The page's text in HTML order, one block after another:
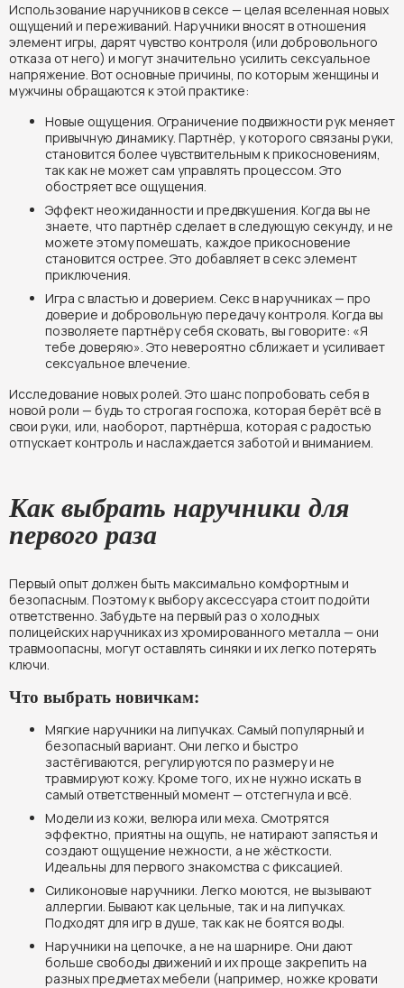
Использование наручников в сексе — целая вселенная новых
ощущений и переживаний. Наручники вносят в отношения
элемент игры, дарят чувство контроля (или добровольного
отказа от него) и могут значительно усилить сексуальное
напряжение. Вот основные причины, по которым женщины и
мужчины обращаются к этой практике:
Новые ощущения. Ограничение подвижности рук меняет
привычную динамику. Партнёр, у которого связаны руки,
становится более чувствительным к прикосновениям,
так как не может сам управлять процессом. Это
обостряет все ощущения.
Эффект неожиданности и предвкушения. Когда вы не
знаете, что партнёр сделает в следующую секунду, и не
можете этому помешать, каждое прикосновение
становится острее. Это добавляет в секс элемент
приключения.
Игра с властью и доверием. Секс в наручниках — про
доверие и добровольную передачу контроля. Когда вы
позволяете партнёру себя сковать, вы говорите: «Я
тебе доверяю». Это невероятно сближает и усиливает
сексуальное влечение.
Исследование новых ролей. Это шанс попробовать себя в
новой роли — будь то строгая госпожа, которая берёт всё в
свои руки, или, наоборот, партнёрша, которая с радостью
отпускает контроль и наслаждается заботой и вниманием.
Как выбрать наручники для
первого раза
Первый опыт должен быть максимально комфортным и
безопасным. Поэтому к выбору аксессуара стоит подойти
ответственно. Забудьте на первый раз о холодных
полицейских наручниках из хромированного металла — они
травмоопасны, могут оставлять синяки и их легко потерять
ключи.
Что выбрать новичкам:
Мягкие наручники на липучках. Самый популярный и
безопасный вариант. Они легко и быстро
застёгиваются, регулируются по размеру и не
травмируют кожу. Кроме того, их не нужно искать в
самый ответственный момент — отстегнула и всё.
Модели из кожи, велюра или меха. Смотрятся
эффектно, приятны на ощупь, не натирают запястья и
создают ощущение нежности, а не жёсткости.
Идеальны для первого знакомства с фиксацией.
Силиконовые наручники. Легко моются, не вызывают
аллергии. Бывают как цельные, так и на липучках.
Подходят для игр в душе, так как не боятся воды.
Наручники на цепочке, а не на шарнире. Они дают
больше свободы движений и их проще закрепить на
разных предметах мебели (например, ножке кровати